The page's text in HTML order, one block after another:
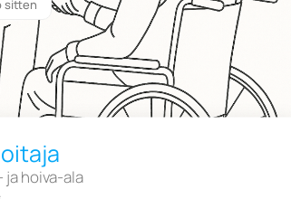
sitten
ja hoiva-ala